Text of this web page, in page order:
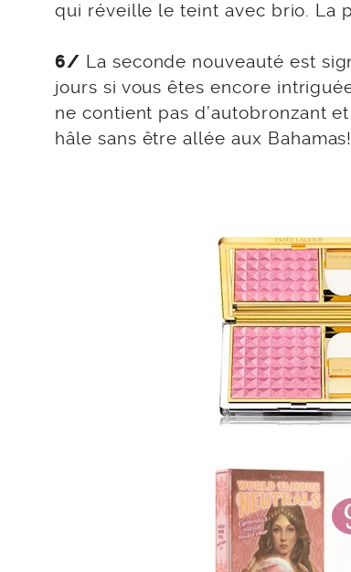
qui réveille le teint avec brio. La
6/ La seconde nouveauté est
jours si vous êtes encore
ne contient pas d’autobronzant
hâle sans être allée aux Bahamas!